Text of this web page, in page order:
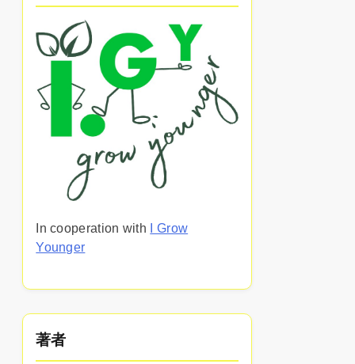
In cooperation with
I Grow
Younger
著者